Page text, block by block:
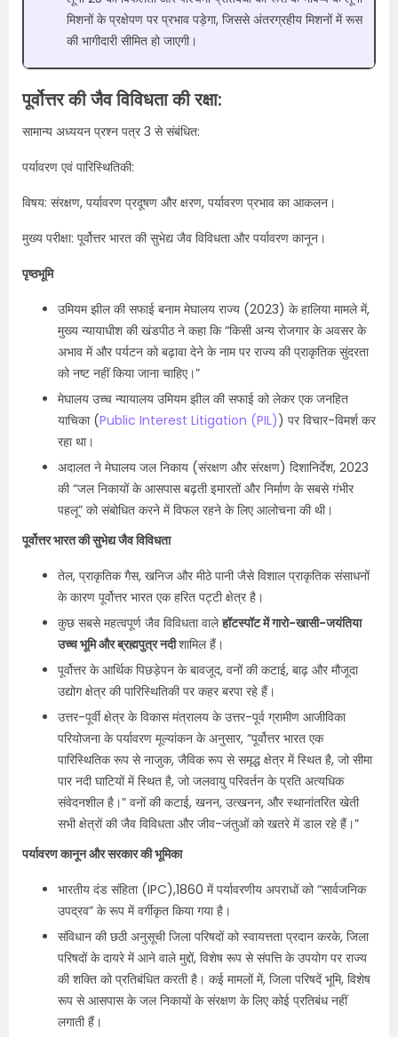
मिशनों के प्रक्षेपण पर प्रभाव पड़ेगा, जिससे अंतरग्रहीय मिशनों में रूस
की भागीदारी सीमित हो जाएगी।
पूर्वोत्तर की जैव विविधता की रक्षा:
सामान्य अध्ययन प्रश्न पत्र 3 से संबंधित:
पर्यावरण एवं पारिस्थितिकी:
विषय: संरक्षण, पर्यावरण प्रदूषण और क्षरण, पर्यावरण प्रभाव का आकलन।
मुख्य परीक्षा: पूर्वोत्तर भारत की सुभेद्य जैव विविधता और पर्यावरण कानून।
पृष्ठभूमि
उमियम झील की सफाई बनाम मेघालय राज्य (2023) के हालिया मामले में,
मुख्य न्यायाधीश की खंडपीठ ने कहा कि “किसी अन्य रोजगार के अवसर के
अभाव में और पर्यटन को बढ़ावा देने के नाम पर राज्य की प्राकृतिक सुंदरता
को नष्ट नहीं किया जाना चाहिए।”
मेघालय उच्च न्यायालय उमियम झील की सफाई को लेकर एक जनहित
याचिका (Public Interest Litigation (PIL)) पर विचार-विमर्श कर
रहा था।
अदालत ने मेघालय जल निकाय (संरक्षण और संरक्षण) दिशानिर्देश, 2023
की “जल निकायों के आसपास बढ़ती इमारतों और निर्माण के सबसे गंभीर
पहलू” को संबोधित करने में विफल रहने के लिए आलोचना की थी।
पूर्वोत्तर भारत की सुभेद्य जैव विविधता
तेल, प्राकृतिक गैस, खनिज और मीठे पानी जैसे विशाल प्राकृतिक संसाधनों
के कारण पूर्वोत्तर भारत एक हरित पट्टी क्षेत्र है।
कुछ सबसे महत्वपूर्ण जैव विविधता वालेहॉटस्पॉट में गारो-खासी-जयंतिया
उच्च भूमि और ब्रह्मपुत्र नदीशामिल हैं।
पूर्वोत्तर के आर्थिक पिछड़ेपन के बावजूद, वनों की कटाई, बाढ़ और मौजूदा
उद्योग क्षेत्र की पारिस्थितिकी पर कहर बरपा रहे हैं।
उत्तर-पूर्वी क्षेत्र के विकास मंत्रालय के उत्तर-पूर्व ग्रामीण आजीविका
परियोजना के पर्यावरण मूल्यांकन के अनुसार, “पूर्वोत्तर भारत एक
पारिस्थितिक रूप से नाजुक, जैविक रूप से समृद्ध क्षेत्र में स्थित है, जो सीमा
पार नदी घाटियों में स्थित है, जो जलवायु परिवर्तन के प्रति अत्यधिक
संवेदनशील है।” वनों की कटाई, खनन, उत्खनन, और स्थानांतरित खेती
सभी क्षेत्रों की जैव विविधता और जीव-जंतुओं को खतरे में डाल रहे हैं।”
पर्यावरण कानून और सरकार की भूमिका
भारतीय दंड संहिता (IPC),1860 में पर्यावरणीय अपराधों को “सार्वजनिक
उपद्रव” के रूप में वर्गीकृत किया गया है।
संविधान की छठी अनुसूची जिला परिषदों को स्वायत्तता प्रदान करके, जिला
परिषदों के दायरे में आने वाले मुद्दों, विशेष रूप से संपत्ति के उपयोग पर राज्य
की शक्ति को प्रतिबंधित करती है। कई मामलों में, जिला परिषदें भूमि, विशेष
रूप से आसपास के जल निकायों के संरक्षण के लिए कोई प्रतिबंध नहीं
लगाती हैं।